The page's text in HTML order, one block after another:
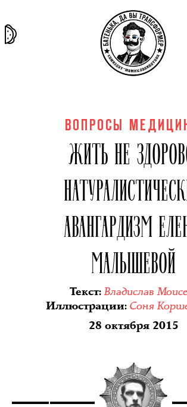
ВОПРОСЫ
ЖИТЬ НЕ
АВАНГАРДИЗМ
МАЛЫШЕВОЙ
Текст:Владислав
Иллюстрации: Соня
28 октября 2015